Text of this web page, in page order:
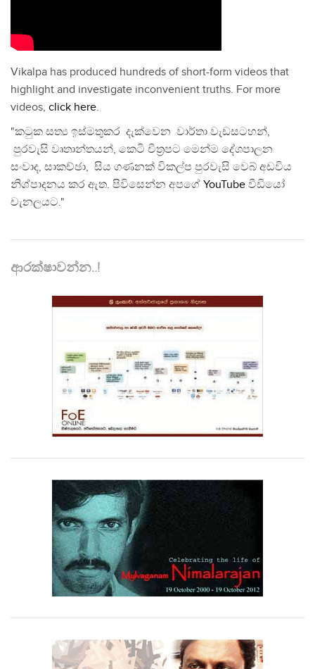
Vikalpa has produced hundreds of short-form videos that
highlight and investigate inconvenient truths. For more
videos, click here.
"කටුක සත්‍ය ඉස්මතුකර දැක්වෙන වාර්තා වැඩසටහන්,
පුරවැසි වෘතාන්තයන්, කෙටි චිත්‍රපට මෙන්ම දේශපාලන
සංවාද, සාකච්ඡා, සිය ගණනක් විකල්ප පුරවැසි වෙබ් අඩවිය
නිශ්පාදනය කර ඇත. පිවිසෙන්න අපගේ YouTube වීඩියෝ
චැනලයට."
ආරක්ෂාවන්න..!